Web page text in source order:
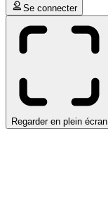
Se connecter
Regarder en plein écran